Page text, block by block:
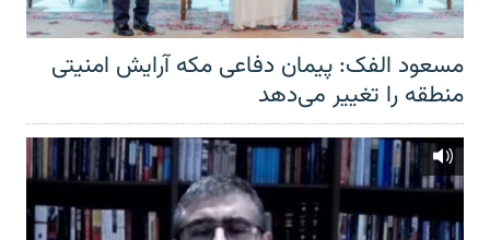
مسعود الفک: پیمان دفاعی مکه آرایش امنیتی
منطقه را تغییر می‌دهد